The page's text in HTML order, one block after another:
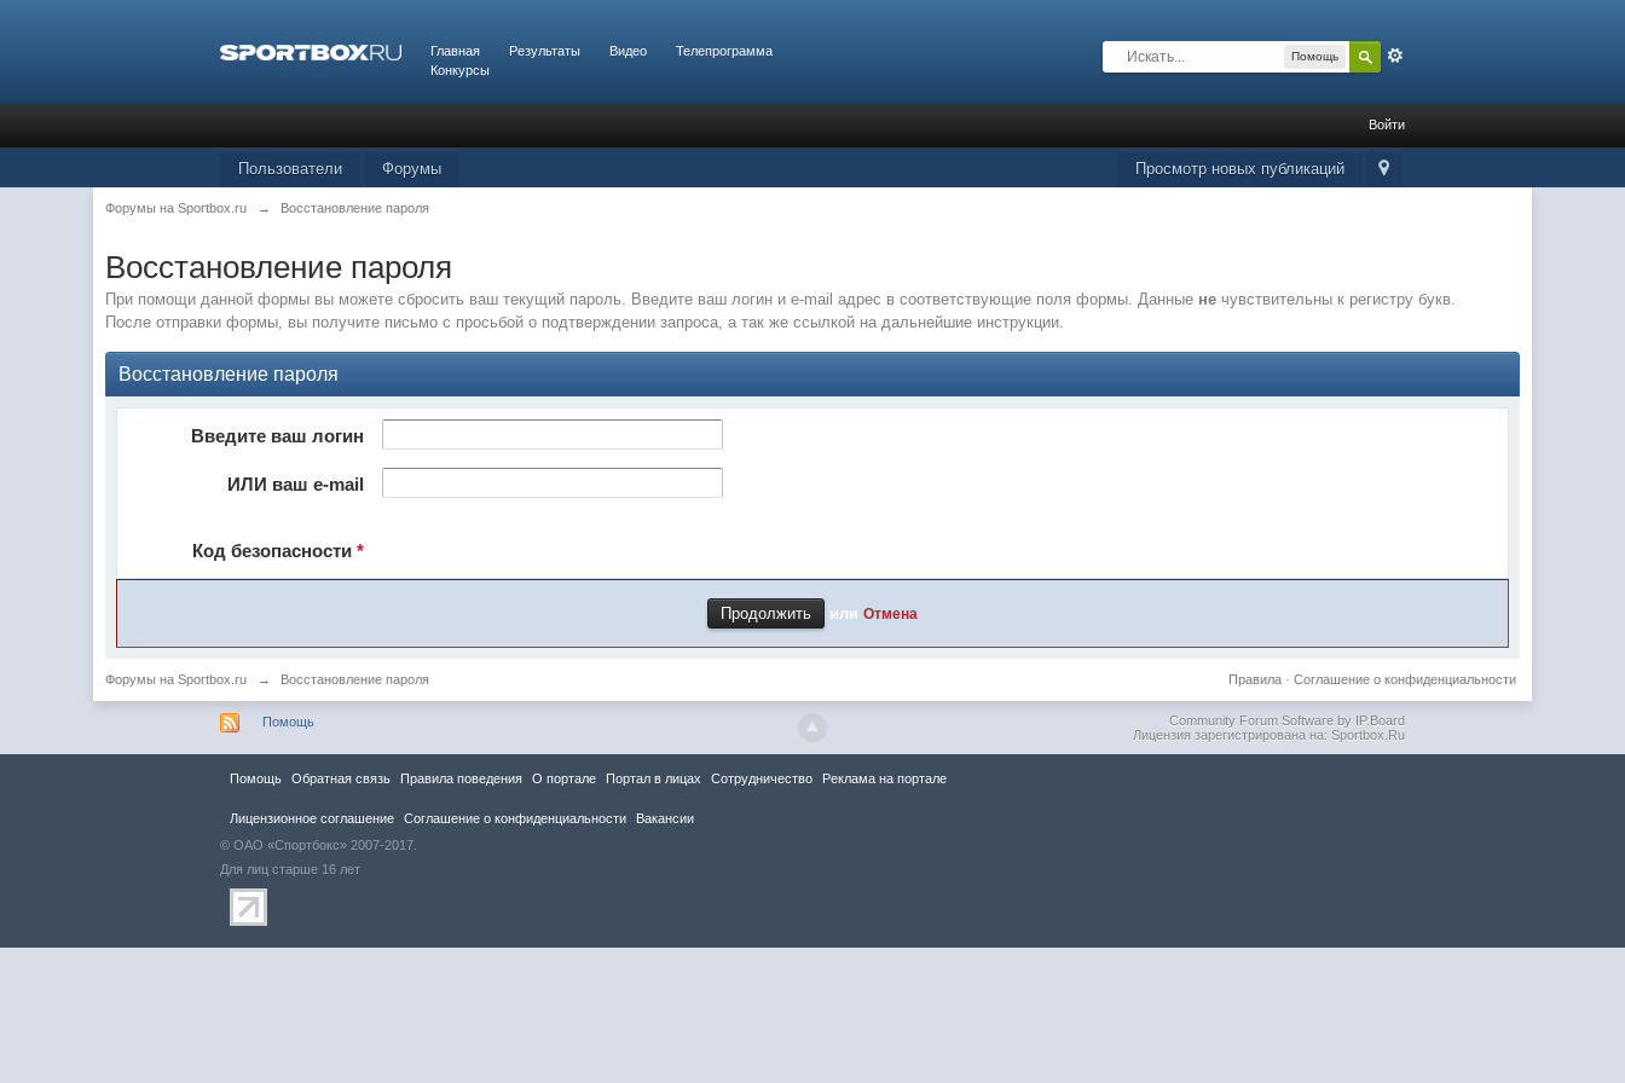
Главная Результаты Видео
Телепрограмма
Конкурсы
Помощь
Войти
Просмотр новых публикаций
Пользователи Форумы
Форумы на Sportbox.ru → Восстановление пароля
Восстановление пароля
При помощи данной формы вы можете сбросить ваш текущий пароль. Введите ваш логин и e-mail адрес в соответствующие поля формы. Данные не чувствительны к регистру букв.
После отправки формы, вы получите письмо с просьбой о подтверждении запроса, а так же ссылкой на дальнейшие инструкции.
Восстановление пароля
Введите ваш логин
ИЛИ ваш e-mail
Код безопасности*
или Отмена
Форумы на Sportbox.ru → Восстановление пароля Соглашение о конфиденциальности
Правила·
Помощь
Community Forum Software by IP.Board
Лицензия зарегистрирована на: Sportbox.Ru
Помощь Обратная связь Правила повeдения О портале Портал в лицах Сотрудничество Реклама на портале
Лицензионное соглашение Соглашение о конфиденциальности
Вакансии
© ОАО «Спортбокс» 2007-2017.
Для лиц старше 16 лет